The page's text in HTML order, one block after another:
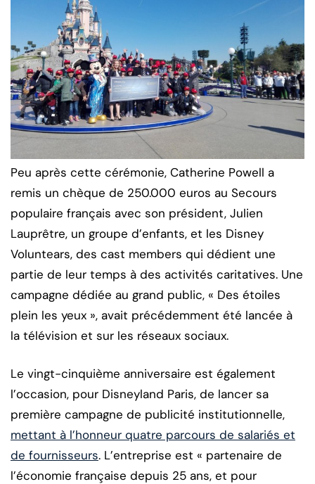
Peu après cette cérémonie, Catherine Powell a
remis un chèque de 250.000 euros au Secours
populaire français avec son président, Julien
Lauprêtre, un groupe d’enfants, et les Disney
Voluntears, des cast members qui dédient une
partie de leur temps à des activités caritatives. Une
campagne dédiée au grand public, « Des étoiles
plein les yeux », avait précédemment été lancée à
la télévision et sur les réseaux sociaux.
Le vingt-cinquième anniversaire est également
l’occasion, pour Disneyland Paris, de lancer sa
première campagne de publicité institutionnelle,
mettant à l’honneur quatre parcours de salariés et
de fournisseurs. L’entreprise est « partenaire de
l’économie française depuis 25 ans, et pour